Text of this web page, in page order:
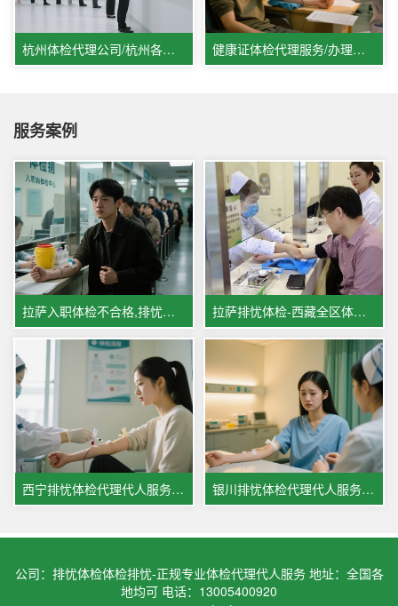
杭州体检代理公司/杭州各类体检代办服务/杭州入职体检排忧解难 健康证体检代理服务/办理健康证体检代理机构/入职体检代办中心
服务案例
拉萨入职体检不合格,排忧体检代人排忧解难 拉萨排忧体检-西藏全区体检代理代人服务案例
西宁排忧体检代理代人服务案例 银川排忧体检代理代人服务案例
公司：排忧体检体检排忧-正规专业体检代理代人服务 地址：全国各
地均可 电话：13005400920